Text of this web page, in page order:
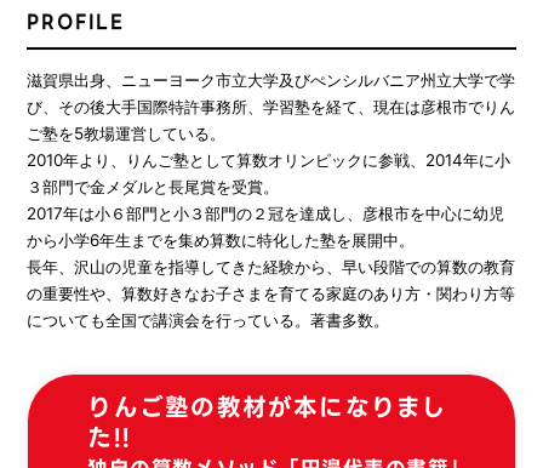
PROFILE
滋賀県出身、ニューヨーク市立大学及びぺンシルバニア州立大学で学
び、その後大手国際特許事務所、学習塾を経て、現在は彦根市でりん
ご塾を5教場運営している。
2010年より、りんご塾として算数オリンピックに参戦、2014年に小
３部門で金メダルと長尾賞を受賞。
2017年は小６部門と小３部門の２冠を達成し、彦根市を中心に幼児
から小学6年生までを集め算数に特化した塾を展開中。
長年、沢山の児童を指導してきた経験から、早い段階での算数の教育
の重要性や、算数好きなお子さまを育てる家庭のあり方・関わり方等
についても全国で講演会を行っている。著書多数。
りんご塾の教材が本になりまし
た!!